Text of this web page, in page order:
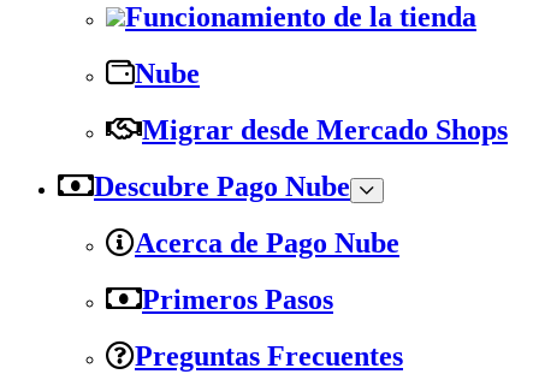
Funcionamiento de la tienda
Nube
Migrar desde Mercado Shops
Descubre Pago Nube
Acerca de Pago Nube
Primeros Pasos
Preguntas Frecuentes